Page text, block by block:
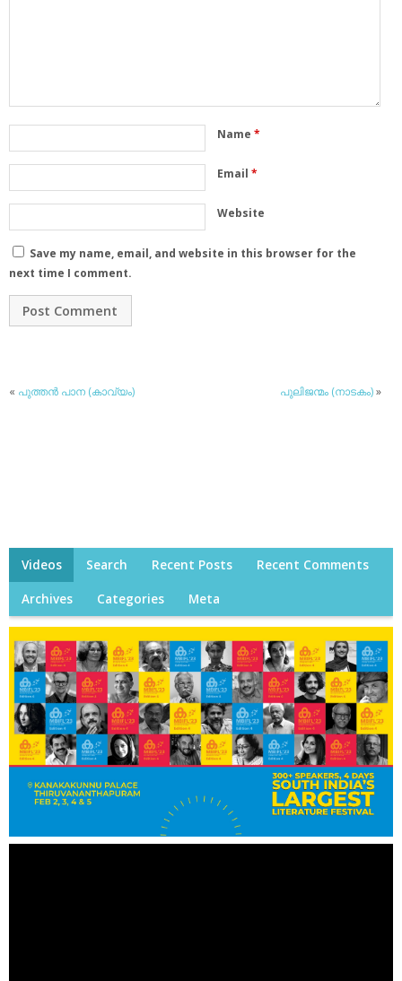
Name *
Email *
Website
Save my name, email, and website in this browser for the
next time I comment.
« പുത്തന്‍ പാന (കാവ്യം) പുലിജന്മം (നാടകം)»
Videos Search Recent Posts Recent Comments
Archives Categories Meta